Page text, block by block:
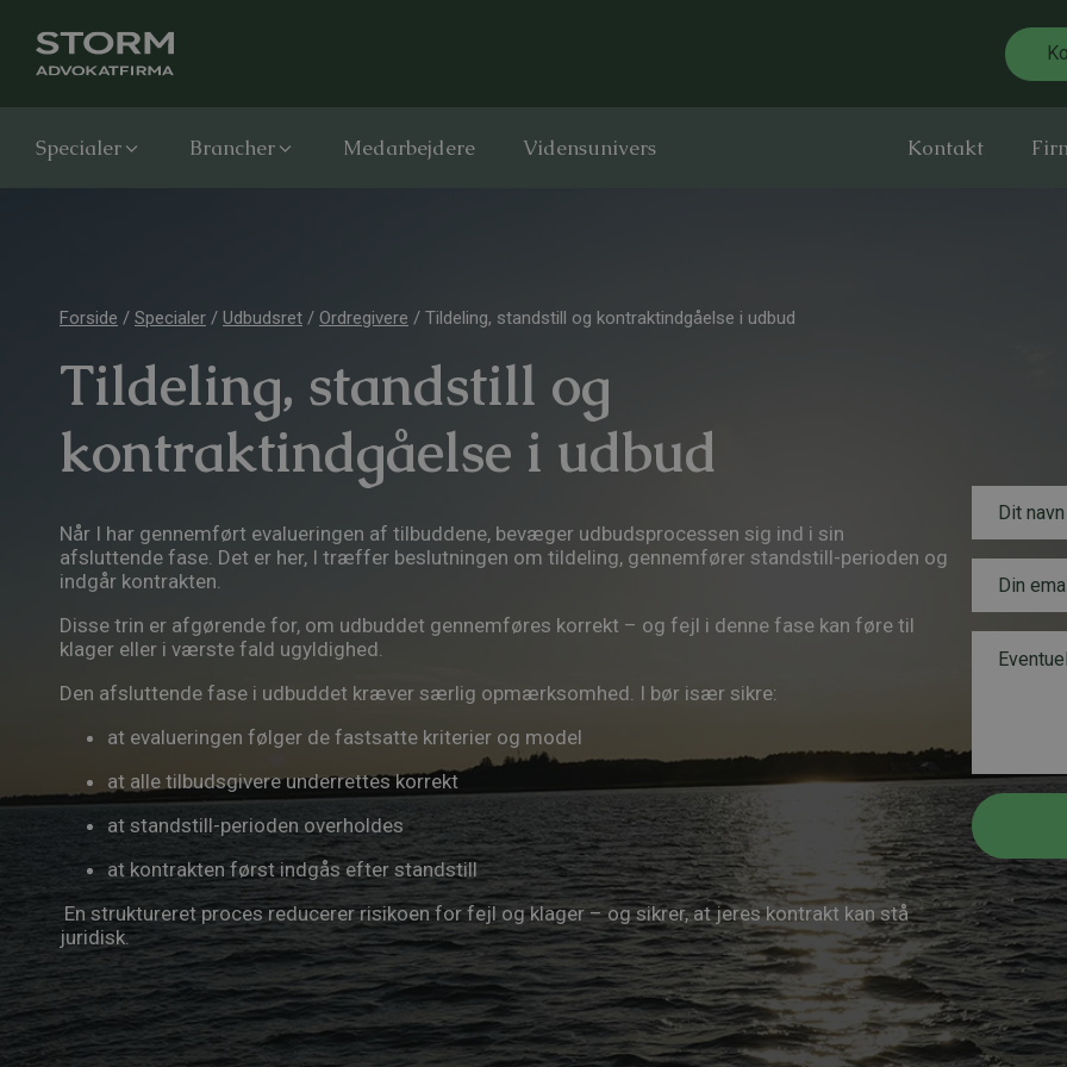
Specialer Brancher Medarbejdere Vidensunivers Kontakt
Forside / Specialer / Udbudsret / Ordregivere / Tildeling, standstill og kontraktindgåelse i udbud
Tildeling, standstill og
kontraktindgåelse i udbud
Når I har gennemført evalueringen af tilbuddene, bevæger udbudsprocessen sig ind i sin
afsluttende fase. Det er her, I træffer beslutningen om tildeling, gennemfører standstill-perioden og
indgår kontrakten.
Disse trin er afgørende for, om udbuddet gennemføres korrekt – og fejl i denne fase kan føre til
klager eller i værste fald ugyldighed.
Den afsluttende fase i udbuddet kræver særlig opmærksomhed. I bør især sikre:
at evalueringen følger de fastsatte kriterier og model
at alle tilbudsgivere underrettes korrekt
at standstill-perioden overholdes
at kontrakten først indgås efter standstill
En struktureret proces reducerer risikoen for fejl og klager – og sikrer, at jeres kontrakt kan stå
juridisk.
e
f
e
r
T
e
l
e
f
o
n
n
u
m
v
a